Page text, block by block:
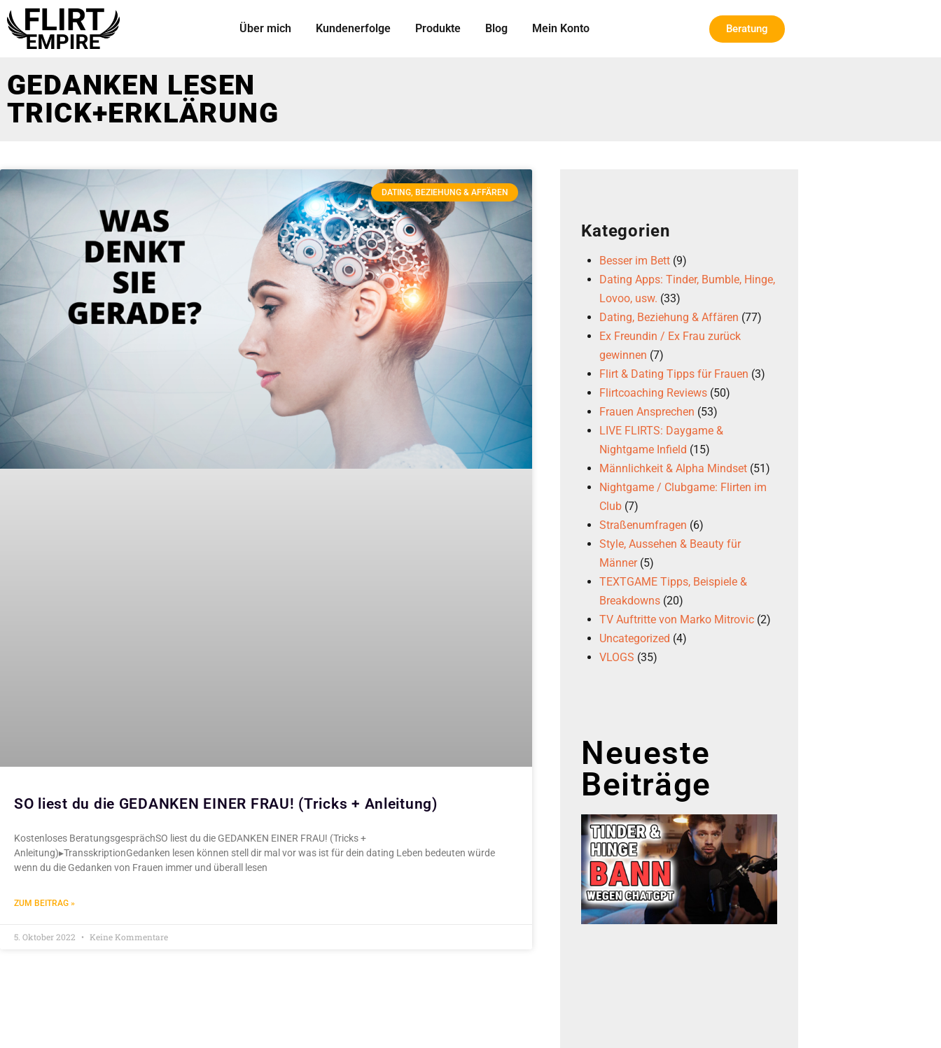
Über mich Kundenerfolge Produkte Blog Mein Konto Beratung
GEDANKEN LESEN
TRICK+ERKLÄRUNG
DATING, BEZIEHUNG & AFFÄREN
SO liest du die GEDANKEN EINER FRAU! (Tricks + Anleitung)
Kostenloses BeratungsgesprächSO liest du die GEDANKEN EINER FRAU! (Tricks +
Anleitung)▸TransskriptionGedanken lesen können stell dir mal vor was ist für dein dating Leben bedeuten würde
wenn du die Gedanken von Frauen immer und überall lesen
ZUM BEITRAG »
5. Oktober 2022 Keine Kommentare
Kategorien
Besser im Bett (9)
Dating Apps: Tinder, Bumble, Hinge,
Lovoo, usw. (33)
Dating, Beziehung & Affären (77)
Ex Freundin / Ex Frau zurück
gewinnen (7)
Flirt & Dating Tipps für Frauen (3)
Flirtcoaching Reviews (50)
Frauen Ansprechen (53)
LIVE FLIRTS: Daygame &
Nightgame Infield (15)
Männlichkeit & Alpha Mindset (51)
Nightgame / Clubgame: Flirten im
Club (7)
Straßenumfragen (6)
Style, Aussehen & Beauty für
Männer(5)
TEXTGAME Tipps, Beispiele &
Breakdowns (20)
TV Auftritte von Marko Mitrovic (2)
Uncategorized (4)
VLOGS (35)
Neueste
Beiträge